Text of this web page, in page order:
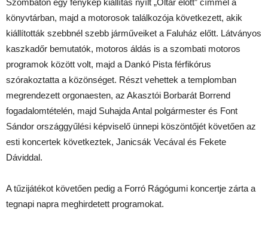
könyvtárban, majd a motorosok találkozója következett, akik
kiállították szebbnél szebb járműveiket a Faluház előtt. Látványos
kaszkadőr bemutatók, motoros áldás is a szombati motoros
programok között volt, majd a Dankó Pista férfikórus
szórakoztatta a közönséget. Részt vehettek a templomban
megrendezett orgonaesten, az Akasztói Borbarát Borrend
fogadalomtételén, majd Suhajda Antal polgármester és Font
Sándor országgyűlési képviselő ünnepi köszöntőjét követően az
esti koncertek következtek, Janicsák Vecával és Fekete
Dáviddal.
A tűzijátékot követően pedig a Forró Rágógumi koncertje zárta a
tegnapi napra meghirdetett programokat.